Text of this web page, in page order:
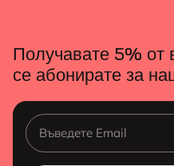
Получавате 5% от
се абонирате за